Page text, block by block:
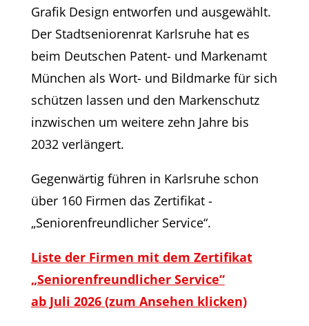
Grafik Design entworfen und ausgewählt.
Der Stadtseniorenrat Karlsruhe hat es
beim Deutschen Patent- und Markenamt
München als Wort- und Bildmarke für sich
schützen lassen und den Markenschutz
inzwischen um weitere zehn Jahre bis
2032 verlängert.
Gegenwärtig führen in Karlsruhe schon
über 160 Firmen das Zertifikat ­
„Seniorenfreundlicher Service“.
Liste der Firmen mit dem Zertifikat
„Seniorenfreundlicher Service“
ab Juli 2026 (zum Ansehen klicken)